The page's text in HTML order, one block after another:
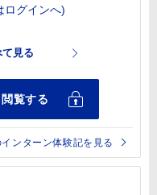
ンターン体験記を見る